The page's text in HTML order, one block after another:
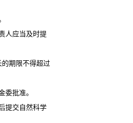
人应当及时提
期限不得超过
委批准。
提交自然科学